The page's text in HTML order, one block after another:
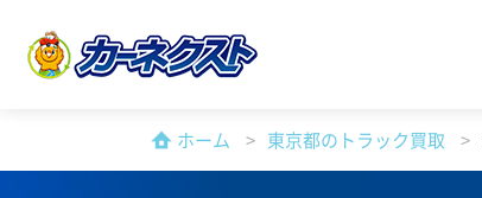
ホーム 東京都のトラック買取